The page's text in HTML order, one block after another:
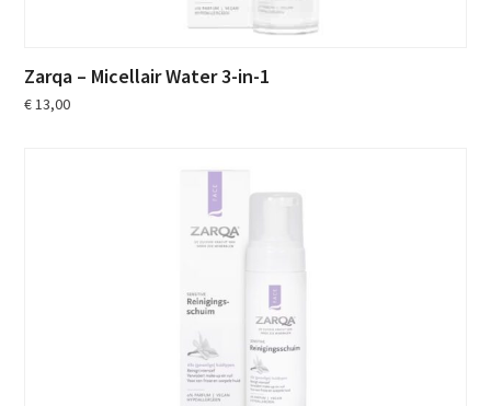
Zarqa – Micellair Water 3-in-1
€13,00